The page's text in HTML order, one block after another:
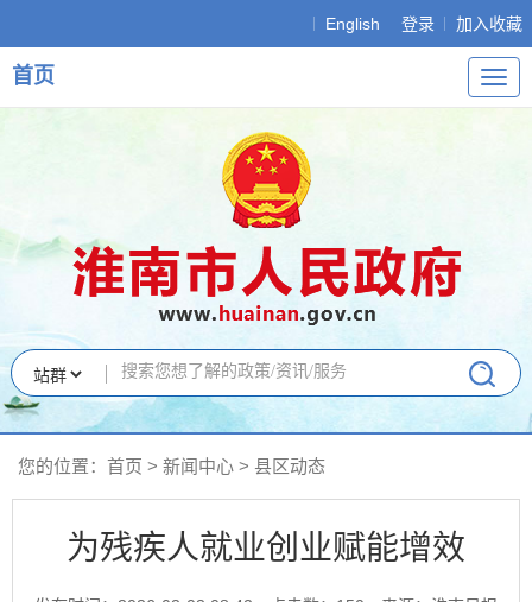
English 登录 加入收藏
导
航
首页
您的位置： 首页 > 新闻中心 > 县区动态
为残疾人就业创业赋能增效